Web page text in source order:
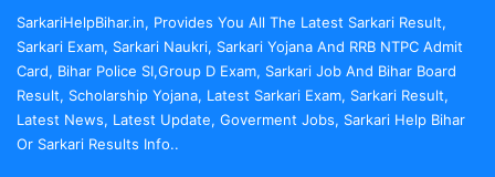
SarkariHelpBihar.in, Provides You All The Latest Sarkari Result,
Sarkari Exam, Sarkari Naukri, Sarkari Yojana And RRB NTPC Admit
Card, Bihar Police SI,Group D Exam, Sarkari Job And Bihar Board
Result, Scholarship Yojana, Latest Sarkari Exam, Sarkari Result,
Latest News, Latest Update, Goverment Jobs, Sarkari Help Bihar
Or Sarkari Results Info..